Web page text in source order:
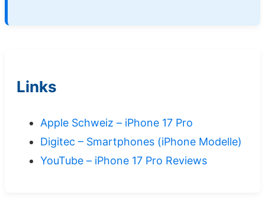
Links
Apple Schweiz – iPhone 17 Pro
Digitec – Smartphones (iPhone Modelle)
YouTube – iPhone 17 Pro Reviews